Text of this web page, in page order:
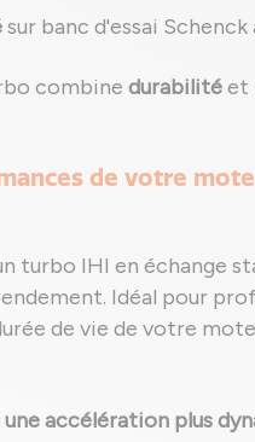
sur banc d'essai
combine durabilitéet
de votre
turbo IHI en échange
Idéal pour
de vie de votre
accélération plus